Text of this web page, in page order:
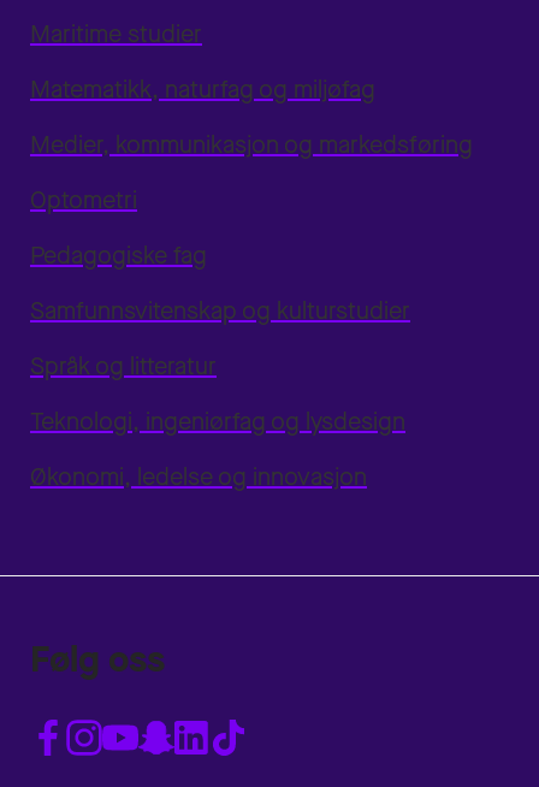
Maritime studier
Matematikk, naturfag og miljøfag
Medier, kommunikasjon og markedsføring
Optometri
Pedagogiske fag
Samfunnsvitenskap og kulturstudier
Språk og litteratur
Teknologi, ingeniørfag og lysdesign
Økonomi, ledelse og innovasjon
Følg oss